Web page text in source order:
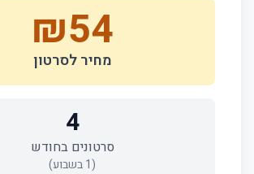
₪54
מחיר לסרטון
4
סרטונים בחודש
(
1בשבוע)